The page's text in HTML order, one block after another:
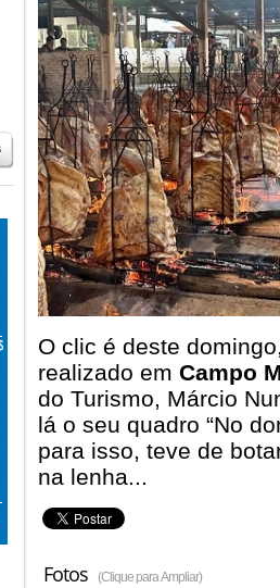
O clic é deste
realizado em Campo
do Turismo, Márcio
lá o seu quadro “No
para isso, teve de
na lenha...
Fotos (Clique para Ampliar)